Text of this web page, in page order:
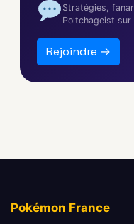
Stratégies,
Poltchageist sur
Rejoindre →
Pokémon France